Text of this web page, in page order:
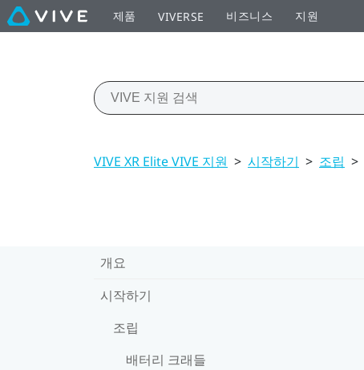
제품 VIVERSE 비즈니스 지원
VIVE XR Elite VIVE 지원 > 시작하기 > 조립 >
개요
시작하기
조립
배터리 크래들